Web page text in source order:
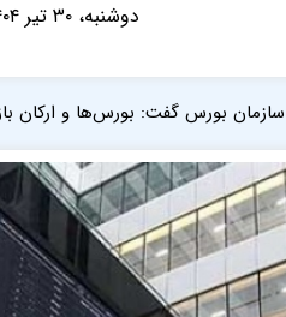
دوشنبه، ۳۰ تیر ۱۴۰۴ - ۲۱:۱۵:۲۳
بورس گفت: بورس‌ها و ارکان